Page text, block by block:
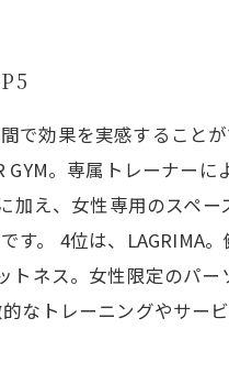
で効果を実感すること
。専属トレーナーに
え、女性専用のスペー
。 4位は、LAGRIMA
ネス。女性限定のパー
なトレーニングやサー